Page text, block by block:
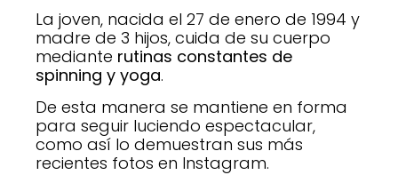
La joven, nacida el 27 de enero de 1994 y
madre de 3 hijos, cuida de su cuerpo
mediante rutinas constantes de
spinning y yoga.
De esta manera se mantiene en forma
para seguir luciendo espectacular,
como así lo demuestran sus más
recientes fotos en Instagram.